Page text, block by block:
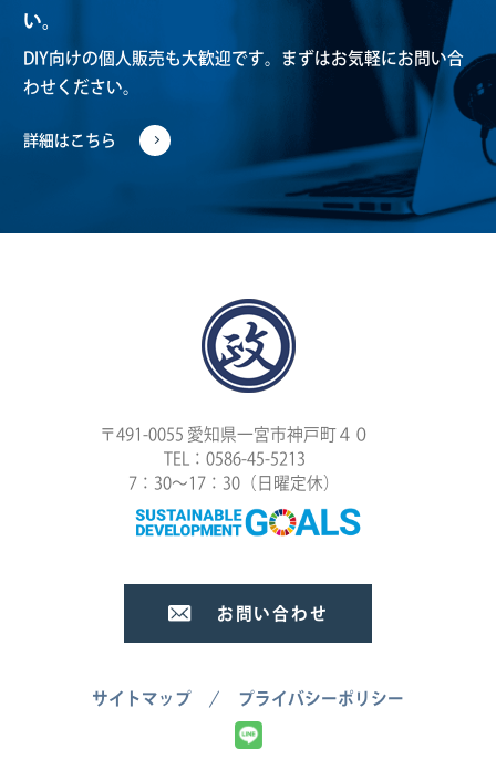
い。
DIY向けの個人販売も大歓迎です。 まずはお気軽にお問い合
わせください。
詳細はこちら
〒491-0055 愛知県一宮市神戸町４０
TEL：0586-45-5213
7：30〜17：30（日曜定休）
お問い合わせ
サイトマップ プライバシーポリシー